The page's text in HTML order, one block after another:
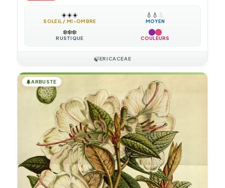
☀️☀️☀️
SOLEIL / MI-OMBRE
💧 💧 💧
MOYEN
❄️❄️❄️
RUSTIQUE COULEURS
🍃ERICACEAE
🌲ARBUSTE